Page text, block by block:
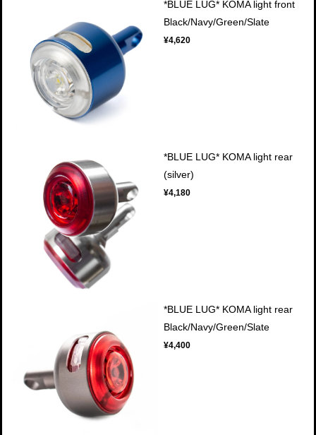
*BLUE LUG* KOMA light front
Black/Navy/Green/Slate
¥4,620
*BLUE LUG* KOMA light rear
(silver)
¥4,180
*BLUE LUG* KOMA light rear
Black/Navy/Green/Slate
¥4,400